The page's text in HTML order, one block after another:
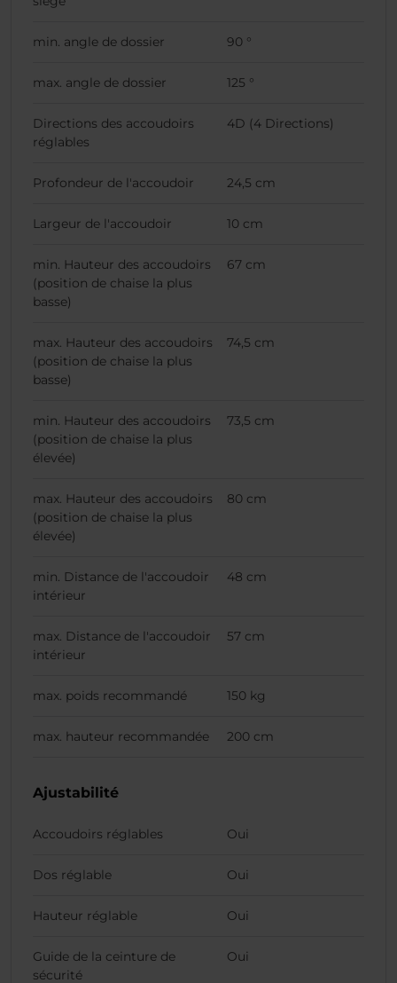
min. angle de dossier 90 °
max. angle de dossier 125 °
Directions des accoudoirs
réglables
4D (4 Directions)
Profondeur de l'accoudoir 24,5 cm
Largeur de l'accoudoir 10 cm
min. Hauteur des accoudoirs
(position de chaise la plus
basse)
67 cm
max. Hauteur des accoudoirs
(position de chaise la plus
basse)
74,5 cm
min. Hauteur des accoudoirs
(position de chaise la plus
élevée)
73,5 cm
max. Hauteur des accoudoirs
(position de chaise la plus
élevée)
80 cm
min. Distance de l'accoudoir
intérieur
48 cm
max. Distance de l'accoudoir
intérieur
57 cm
max. poids recommandé 150 kg
max. hauteur recommandée 200 cm
Ajustabilité
Accoudoirs réglables Oui
Dos réglable Oui
Hauteur réglable Oui
Guide de la ceinture de
sécurité
Oui